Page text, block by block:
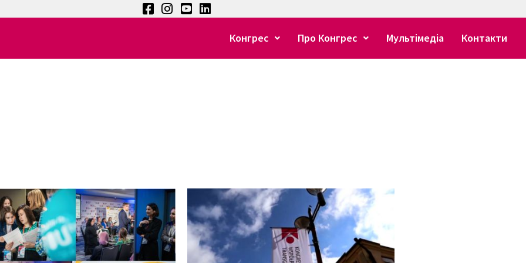
Конгрес Про Конгрес Мультімедіа Контакти